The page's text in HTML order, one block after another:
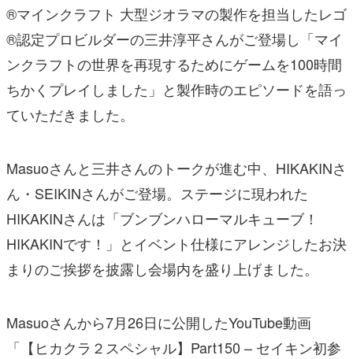
®マインクラフト 大型ジオラマの製作を担当したレゴ
®認定プロビルダーの三井淳平さんがご登場し「マイ
ンクラフトの世界を再現するためにゲームを100時間
ちかくプレイしました」と製作時のエピソードを語っ
ていただきました。
Masuoさんと三井さんのトークが進む中、HIKAKINさ
ん・SEIKINさんがご登場。ステージに現われた
HIKAKINさんは「ブンブンハローマルキューブ！
HIKAKINです！」とイベント仕様にアレンジしたお決
まりのご挨拶を披露し会場内を盛り上げました。
Masuoさんから7月26日に公開したYouTube動画
「【ヒカクラ２スペシャル】Part150 – セイキン初参